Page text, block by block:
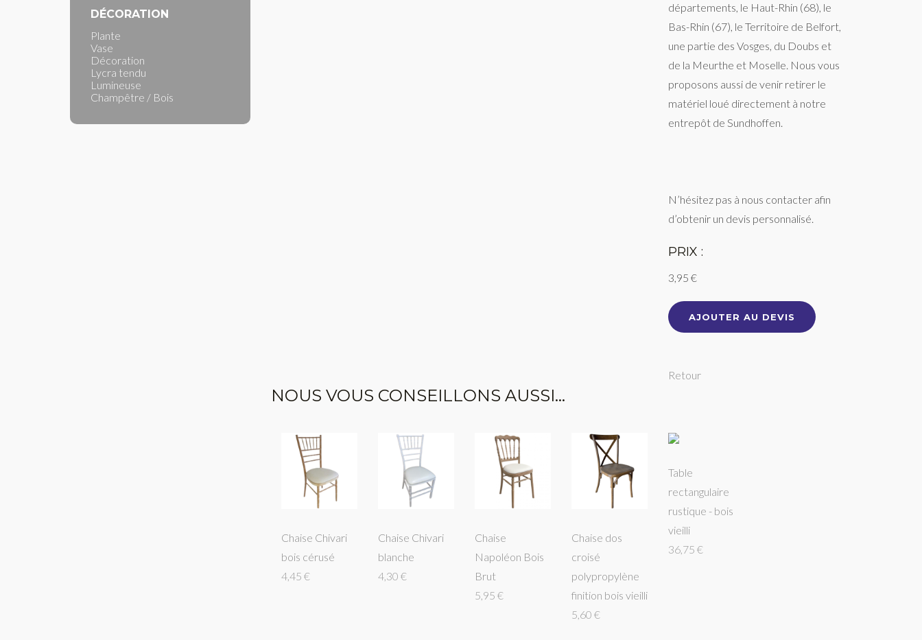
DÉCORATION
Plante
Vase
Décoration
Lycra tendu
Lumineuse
Champêtre / Bois
départements, le Haut-Rhin (68), le
Bas-Rhin (67), le Territoire de Belfort,
une partie des Vosges, du Doubs et
de la Meurthe et Moselle. Nous vous
proposons aussi de venir retirer le
matériel loué directement à notre
entrepôt de Sundhoffen.
N’hésitez pas à nous contacter afin
d’obtenir un devis personnalisé.
PRIX :
3,95 €
AJOUTER AU DEVIS
Retour
NOUS VOUS CONSEILLONS AUSSI...
Chaise Chivari
bois cérusé
4,45 €
Chaise Chivari
blanche
4,30 €
Chaise
Napoléon Bois
Brut
5,95 €
Chaise dos
croisé
polypropylène
finition bois vieilli
5,60 €
Table
rectangulaire
rustique - bois
vieilli
36,75 €